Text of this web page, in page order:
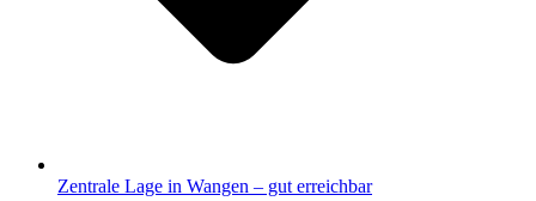
Zentrale Lage in Wangen – gut erreichbar